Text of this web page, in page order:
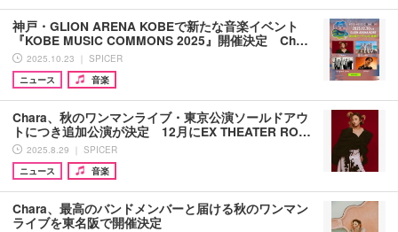
神戸・GLION ARENA KOBEで新たな音楽イベント
『KOBE MUSIC COMMONS 2025』開催決定 Ch…
2025.10.23 ｜ SPICER
ニュース
音楽
Chara、秋のワンマンライブ・東京公演ソールドアウ
トにつき追加公演が決定 12月にEX THEATER RO…
2025.8.29 ｜ SPICER
ニュース
音楽
Chara、最高のバンドメンバーと届ける秋のワンマン
ライブを東名阪で開催決定